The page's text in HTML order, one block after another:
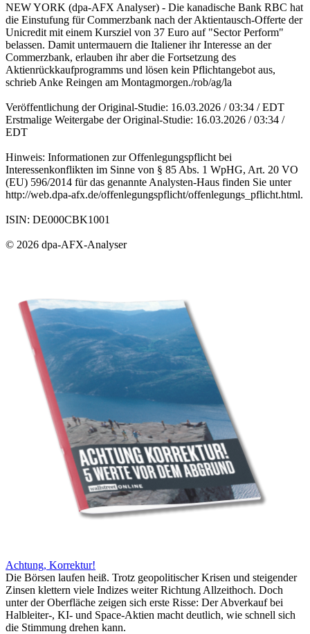
NEW YORK (dpa-AFX Analyser) - Die kanadische Bank RBC hat
die Einstufung für Commerzbank nach der Aktientausch-Offerte der
Unicredit mit einem Kursziel von 37 Euro auf "Sector Perform"
belassen. Damit untermauern die Italiener ihr Interesse an der
Commerzbank, erlauben ihr aber die Fortsetzung des
Aktienrückkaufprogramms und lösen kein Pflichtangebot aus,
schrieb Anke Reingen am Montagmorgen./rob/ag/la
Veröffentlichung der Original-Studie: 16.03.2026 / 03:34 / EDT
Erstmalige Weitergabe der Original-Studie: 16.03.2026 / 03:34 /
EDT
Hinweis: Informationen zur Offenlegungspflicht bei
Interessenkonflikten im Sinne von § 85 Abs. 1 WpHG, Art. 20 VO
(EU) 596/2014 für das genannte Analysten-Haus finden Sie unter
http://web.dpa-afx.de/offenlegungspflicht/offenlegungs_pflicht.html.
ISIN: DE000CBK1001
© 2026 dpa-AFX-Analyser
Achtung, Korrektur!
Die Börsen laufen heiß. Trotz geopolitischer Krisen und steigender
Zinsen klettern viele Indizes weiter Richtung Allzeithoch. Doch
unter der Oberfläche zeigen sich erste Risse: Der Abverkauf bei
Halbleiter-, KI- und Space-Aktien macht deutlich, wie schnell sich
die Stimmung drehen kann.